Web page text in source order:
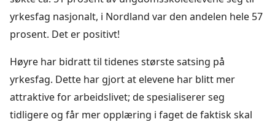
yrkesfag nasjonalt, i Nordland var den andelen hele 57
prosent. Det er positivt!
Høyre har bidratt til tidenes største satsing på
yrkesfag. Dette har gjort at elevene har blitt mer
attraktive for arbeidslivet; de spesialiserer seg
tidligere og får mer opplæring i faget de faktisk skal